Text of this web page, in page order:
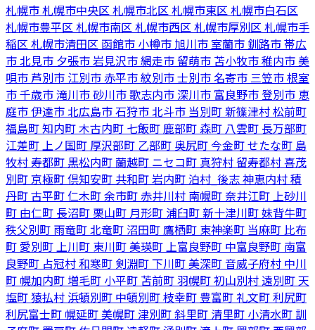
札幌市札幌市中央区札幌市北区札幌市東区札幌市白石区
札幌市豊平区札幌市南区札幌市西区札幌市厚別区札幌市手
稲区札幌市清田区 函館市 小樽市 旭川市室蘭市 釧路市帯広
市北見市 夕張市岩見沢市網走市留萌市 苫小牧市稚内市美
唄市芦別市 江別市赤平市紋別市士別市 名寄市 三笠市根室
市千歳市滝川市砂川市歌志内市深川市 富良野市登別市 恵
庭市伊達市北広島市石狩市北斗市 当別町新篠津村松前町
福島町知内町木古内町 七飯町鹿部町森町 八雲町 長万部町
江差町上ノ国町 厚沢部町 乙部町 奥尻町今金町せたな町 島
牧村寿都町 黒松内町 蘭越町 ニセコ町真狩村留寿都村喜茂
別町京極町倶知安町 共和町岩内町泊村_後志神恵内村積
丹町古平町仁木町余市町赤井川村 南幌町奈井江町上砂川
町 由仁町 長沼町栗山町 月形町 浦臼町新十津川町妹背牛町
秩父別町 雨竜町北竜町沼田町鷹栖町 東神楽町 当麻町比布
町 愛別町上川町 東川町美瑛町上富良野町 中富良野町 南富
良野町 占冠村和寒町剣淵町下川町美深町音威子府村 中川
町 幌加内町増毛町 小平町 苫前町羽幌町初山別村遠別町天
塩町猿払村 浜頓別町 中頓別町枝幸町 豊富町礼文町利尻町
利尻富士町 幌延町美幌町 津別町斜里町 清里町 小清水町 訓